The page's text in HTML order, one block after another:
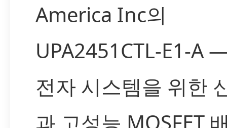
America Inc의
UPA2451CTL-E1-A
전자 시스템을 위한
과 고성능 MOSFET